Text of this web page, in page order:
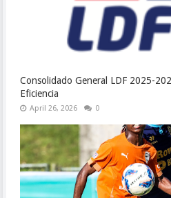
Consolidado General LDF 2025-
Eficiencia
April 26, 2026 0